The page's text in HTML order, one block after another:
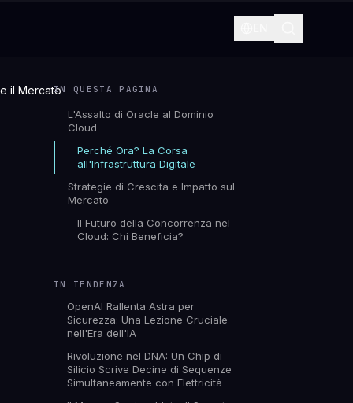
il MercatoIN QUESTA PAGINA
L'Assalto di Oracle al Dominio
Cloud
Perché Ora? La Corsa
all'Infrastruttura Digitale
Strategie di Crescita e Impatto sul
Mercato
Il Futuro della Concorrenza nel
Cloud: Chi Beneficia?
IN TENDENZA
OpenAI Rallenta Astra per
Sicurezza: Una Lezione Cruciale
nell'Era dell'IA
Rivoluzione nel DNA: Un Chip di
Silicio Scrive Decine di Sequenze
Simultaneamente con Elettricità